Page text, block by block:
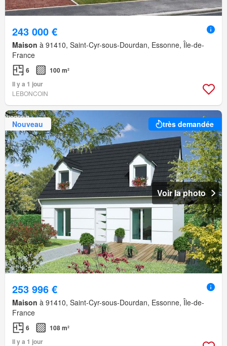
243 000 €
Maison à 91410, Saint-Cyr-sous-Dourdan, Essonne, Île-de-
France
6
100 m²
Il y a 1 jour
LEBONCOIN
Nouveau très demandée
Voir la photo
253 996 €
Maison à 91410, Saint-Cyr-sous-Dourdan, Essonne, Île-de-
France
6
108 m²
Il y a 1 jour